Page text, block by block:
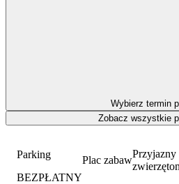
Parking
BEZPŁATNY
Plac zabaw
Przyjazny
Wybierz termin
Zobacz wszystkie